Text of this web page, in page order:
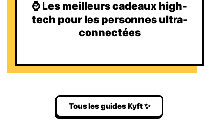
⌚️ Les meilleurs cadeaux high-
tech pour les personnes ultra-
connectées
Tous les guides Kyft ✨